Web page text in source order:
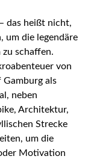
das heißt nicht,
um die legendäre
schaffen.
von
Gamburg als
neben
Architektur,
Strecke
um die
Motivation